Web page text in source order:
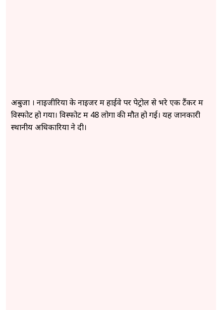
अबुजा । नाइजीरिया के नाइजर में हाईवे पर पेट्रोल से भरे एक टैंकर में
विस्फोट हो गया। विस्फोट में 48 लोगों की मौत हो गई। यह जानकारी
स्थानीय अधिकारियों ने दी।